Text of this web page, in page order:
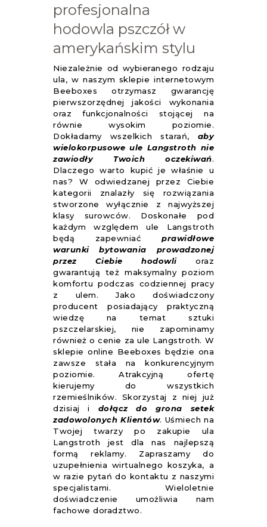
profesjonalna
hodowla pszczół w
amerykańskim stylu
Niezależnie od wybieranego rodzaju
ula, w naszym sklepie internetowym
Beeboxes otrzymasz gwarancję
pierwszorzędnej jakości wykonania
oraz funkcjonalności stojącej na
równie wysokim poziomie.
Dokładamy wszelkich starań, aby
wielokorpusowe ule Langstroth nie
zawiodły Twoich oczekiwań.
Dlaczego warto kupić je właśnie u
nas? W odwiedzanej przez Ciebie
kategorii znalazły się rozwiązania
stworzone wyłącznie z najwyższej
klasy surowców. Doskonałe pod
każdym względem ule Langstroth
będą zapewniać prawidłowe
warunki bytowania prowadzonej
przez Ciebie hodowlioraz
gwarantują też maksymalny poziom
komfortu podczas codziennej pracy
z ulem. Jako doświadczony
producent posiadający praktyczną
wiedzę na temat sztuki
pszczelarskiej, nie zapominamy
również o cenie za ule Langstroth. W
sklepie online Beeboxes będzie ona
zawsze stała na konkurencyjnym
poziomie. Atrakcyjną ofertę
kierujemy do wszystkich
rzemieślników. Skorzystaj z niej już
dzisiaj i dołącz do grona setek
zadowolonych Klientów. Uśmiech na
Twojej twarzy po zakupie ula
Langstroth jest dla nas najlepszą
formą reklamy. Zapraszamy do
uzupełnienia wirtualnego koszyka, a
w razie pytań do kontaktu z naszymi
specjalistami. Wieloletnie
doświadczenie umożliwia nam
fachowe doradztwo.